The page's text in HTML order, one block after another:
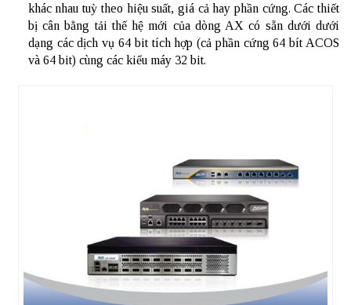
khác nhau tuỳ theo hiệu suất, giá cả hay phần cứng. Cácthiết
bị cân bằng tải thế hệ mới của dòng AX có sẵn dưới dưới
dạng các dịch vụ 64 bit tích hợp (cả phần cứng 64 bít ACOS
và 64 bit) cùng các kiểu máy 32 bit.